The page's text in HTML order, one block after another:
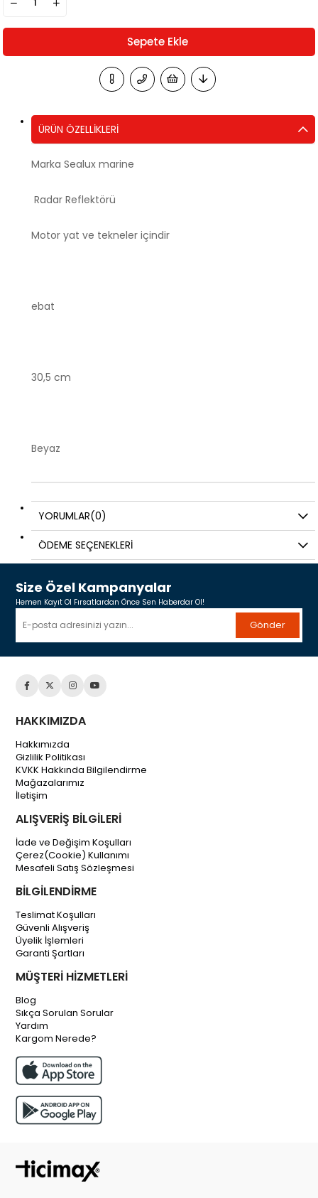
ÜRÜN ÖZELLIKLERI
Marka Sealux marine
Radar Reflektörü
Motor yat ve tekneler içindir
ebat
30,5 cm
Beyaz
YORUMLAR(0)
ÖDEME SEÇENEKLERI
Size Özel Kampanyalar
Hemen Kayıt Ol Fırsatlardan Önce Sen Haberdar Ol!
Gönder
HAKKIMIZDA
Hakkımızda
Gizlilik Politikası
KVKK Hakkında Bilgilendirme
Mağazalarımız
İletişim
ALIŞVERİŞ BİLGİLERİ
İade ve Değişim Koşulları
Çerez(Cookie) Kullanımı
Mesafeli Satış Sözleşmesi
BİLGİLENDİRME
Teslimat Koşulları
Güvenli Alışveriş
Üyelik İşlemleri
Garanti Şartları
MÜŞTERİ HİZMETLERİ
Blog
Sıkça Sorulan Sorular
Yardım
Kargom Nerede?